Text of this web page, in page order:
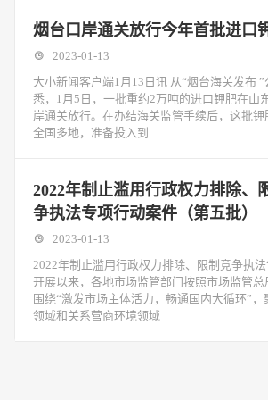
烟台口岸通关放行今年首批进口
2023-01-13
大小新闻客户端1月13日讯 从“烟台海关发布 ”
悉，1月5日，一批重约2万吨的进口钾肥在山
岸通关放行。在办结海关监管手续后，这批钾
全国多地，准备投入到
2022年制止滥用行政权力排除、
争执法专项行动案件（第五批）
2023-01-13
2022年制止滥用行政权力排除、限制竞争执
开展以来，各地市场监管部门按照市场监管总
围绕“激发市场主体活力，畅通国内大循环”，
领域和关系营商环境领域